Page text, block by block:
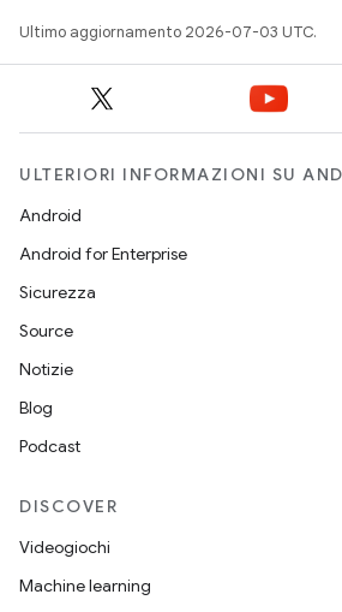
Ultimo aggiornamento 2026-07-03 UTC.
ULTERIORI INFORMAZIONI SU
Android
Android for Enterprise
Sicurezza
Source
Notizie
Blog
Podcast
DISCOVER
Videogiochi
Machine learning